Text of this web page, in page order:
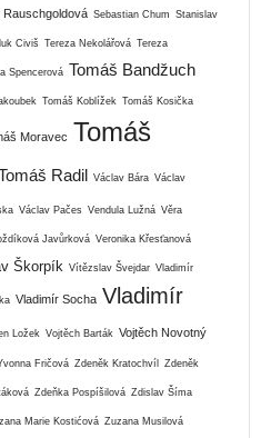
Rauschgoldová Sebastian Chum Stanislav
Civiš Tereza Nekolářová Tereza
Spencerová Tomáš Bandžuch
Tomáš Koblížek Tomáš Kosička
Moravec Tomáš
Radil Václav Bára Václav
Václav Pačes Vendula Lužná Věra
Javůrková Veronika Křesťanová
Škorpík Vítězslav Švejdar Vladimír
Vladimír Socha Vladimír
Ložek Vojtěch Barták Vojtěch Novotný
Fričová Zdeněk Kratochvíl Zdeněk
Zdeňka Pospíšilová Zdislav Šíma
Marie Kostićová Zuzana Musilová